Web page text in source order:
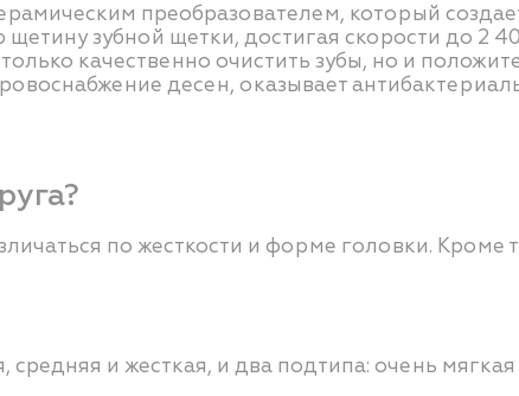
преобразователем, который
щетину зубной щетки, достигая скорости до 2
качественно очистить зубы, но и
десен, оказывает
по жесткости и форме головки. Кроме
средняя и жесткая, и два подтипа: очень